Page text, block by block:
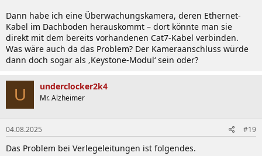
Dann habe ich eine Überwachungskamera, deren Ethernet-
Kabel im Dachboden herauskommt – dort könnte man sie
direkt mit dem bereits vorhandenen Cat7-Kabel verbinden.
Was wäre auch da das Problem? Der Kameraanschluss würde
dann doch sogar als ‚Keystone-Modul‘ sein oder?
U underclocker2k4
Mr. Alzheimer
04.08.2025 #19
Das Problem bei Verlegeleitungen ist folgendes.